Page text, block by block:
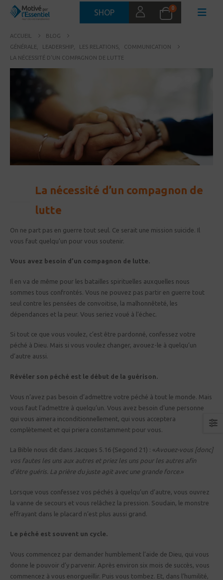
SHOP 0
ACCUEIL
BLOG
GÉNÉRALE
LEADERSHIP LES RELATIONS
COMMUNICATION
LA NÉCESSITÉ D’UN COMPAGNON DE LUTTE
La nécessité d’un compagnon de
lutte
On ne part pas en guerre tout seul. Ce serait une mission suicide. Il
vous faut quelqu’un pour vous soutenir.
Vous avez besoin d’un compagnon de lutte.
Il en va de même pour les batailles spirituelles auxquelles nous
sommes tous confrontés. Vous ne pouvez pas partir en guerre tout
seul contre les pensées de convoitise, la malhonnêteté, les
dépendances et la peur. Vous seriez voué à l’échec.
Si tout ce que vous voulez, c’est être pardonné, confessez votre
péché à Dieu. Mais si vous voulez changer, avouez-le à quelqu’un
d’autre aussi.
Révéler son péché est le début de la guérison.
Vous n’avez pas besoin d’admettre votre péché à tout le monde. Mais
vous faut l’admettre à quelqu’un. Vous avez besoin d’une personne
qui vous aimera inconditionnellement, qui vous acceptera
complètement et qui priera constamment pour vous.
La Bible nous dit dans Jacques 5.16 (Segond 21) : «Avouez-vous [donc]
vos fautes les uns aux autres et priez les uns pour les autres afin
d’être guéris. La prière du juste agit avec une grande force. »
Lorsque vous confessez vos péchés à quelqu’un d’autre, vous ouvrez
la vanne de secours et vous relâchez la pression. Soudain, le monstre
effrayant dans le placard n’est plus aussi grand.
Le péché est souvent un cycle.
Vous commencez par demander humblement l’aide de Dieu, qui vous
donne le pouvoir d’y parvenir. Après environ six mois de succès, vous
commencez à vous enorgueillir. Puis vous tombez. Et, dans l’humilité,